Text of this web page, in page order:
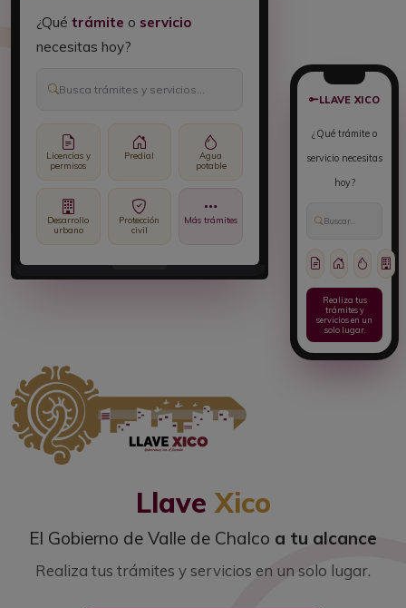
¿Qué trámite o servicio
necesitas hoy?
Busca trámites y servicios...
Licencias y
permisos
Predial
Agua
potable
Desarrollo
urbano
Protección
civil
Más trámites
LLAVE XICO
¿Qué trámite o
servicio necesitas
hoy?
Buscar...
Realiza tus
trámites y
servicios en un
solo lugar.
LlaveXico
El Gobierno de Valle de Chalco a tu alcance
Realiza tus trámites y servicios en un solo lugar.